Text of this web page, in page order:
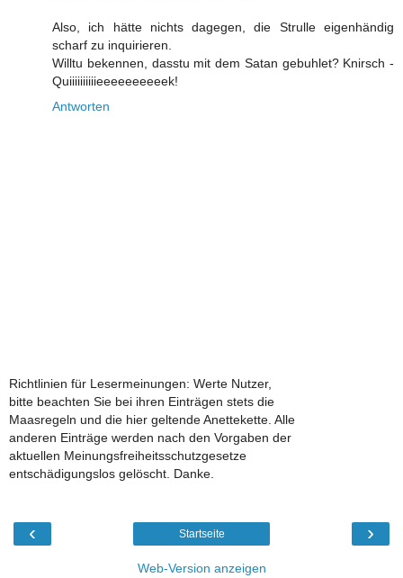
Also, ich hätte nichts dagegen, die Strulle eigenhändig
scharf zu inquirieren.
Willtu bekennen, dasstu mit dem Satan gebuhlet? Knirsch -
Quiiiiiiiiiieeeeeeeeeek!
Antworten
Richtlinien für Lesermeinungen: Werte Nutzer,
bitte beachten Sie bei ihren Einträgen stets die
Maasregeln und die hier geltende Anettekette. Alle
anderen Einträge werden nach den Vorgaben der
aktuellen Meinungsfreiheitsschutzgesetze
entschädigungslos gelöscht. Danke.
‹ ›
Startseite
Web-Version anzeigen